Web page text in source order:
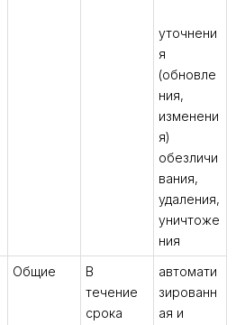
уточнени
я
(обновле
ния,
изменени
я)
обезличи
вания,
удаления,
уничтоже
ния
Общие
В
течение
срока
автомати
зированн
ая и